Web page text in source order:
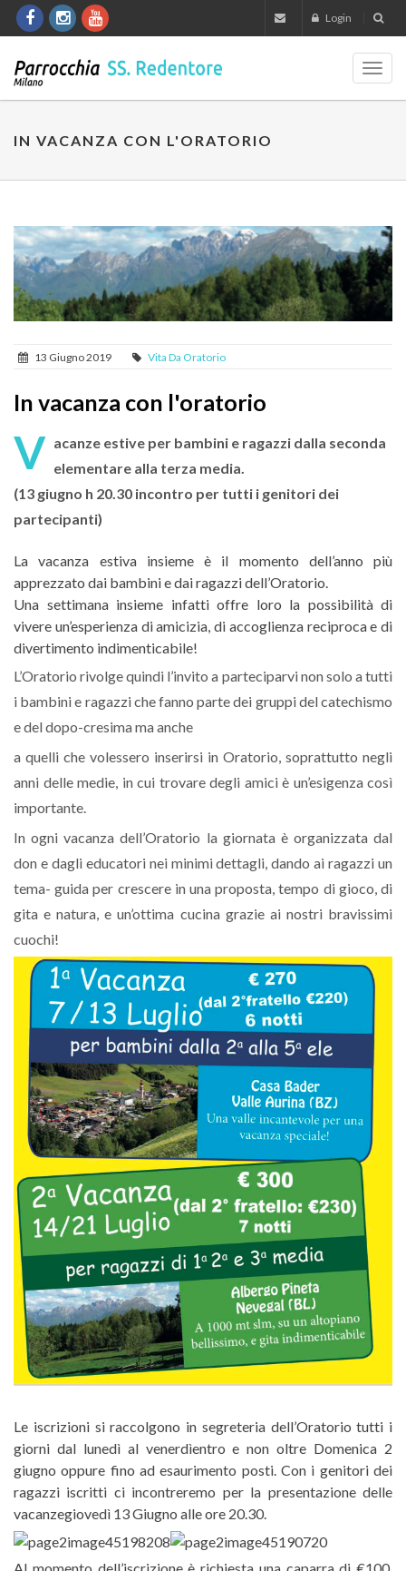
Login
IN VACANZA CON L'ORATORIO
13 Giugno 2019 Vita Da Oratorio
In vacanza con l'oratorio
V acanze estive per bambini e ragazzi dalla seconda
elementare alla terza media.
(13 giugno h 20.30 incontro per tutti i genitori dei
partecipanti)
La vacanza estiva insieme è il momento dell’anno più
apprezzato dai bambini e dai ragazzi dell’Oratorio.
Una settimana insieme infatti offre loro la possibilità di
vivere un’esperienza di amicizia, di accoglienza reciproca e di
divertimento indimenticabile!
L’Oratorio rivolge quindi l’invito a parteciparvi non solo a tutti
i bambini e ragazzi che fanno parte dei gruppi del catechismo
e del dopo-cresima ma anche
a quelli che volessero inserirsi in Oratorio, soprattutto negli
anni delle medie, in cui trovare degli amici è un’esigenza così
importante.
In ogni vacanza dell’Oratorio la giornata è organizzata dal
don e dagli educatori nei minimi dettagli, dando ai ragazzi un
tema- guida per crescere in una proposta, tempo di gioco, di
gita e natura, e un’ottima cucina grazie ai nostri bravissimi
cuochi!
Le iscrizioni si raccolgono in segreteria dell’Oratorio tutti i
giorni dal lunedì al venerdìentro e non oltre Domenica 2
giugno oppure fino ad esaurimento posti. Con i genitori dei
ragazzi iscritti ci incontreremo per la presentazione delle
vacanzegiovedì 13 Giugno alle ore 20.30.